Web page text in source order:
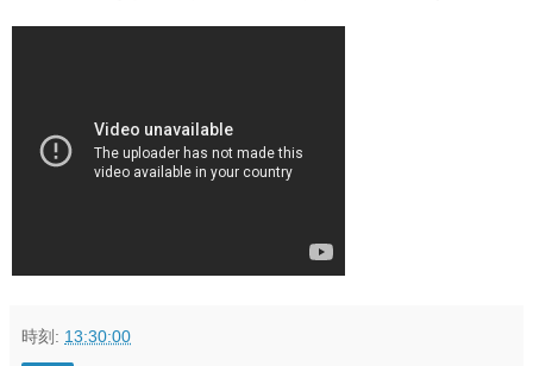
時刻: 13:30:00